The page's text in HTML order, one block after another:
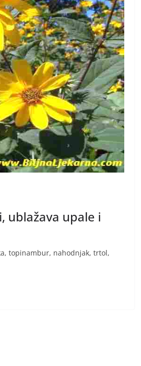
ublažava upale i
topinambur, nahodnjak, trtol,